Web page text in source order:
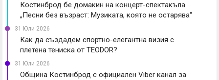
Костинброд бе домакин на концерт-спектакъла
„Песни без възраст: Музиката, която не остарява“
31 Юли 2026
Как да създадем спортно-елегантна визия с
плетена тениска от TEODOR?
31 Юли 2026
Община Костинброд с официален Viber канал за